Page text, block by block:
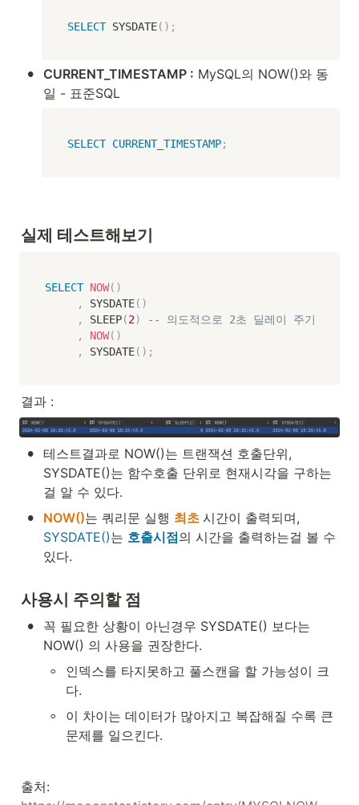
SELECT SYSDATE( ) ;
• CURRENT_TIMESTAMP : MySQL의 NOW()와 동
일 - 표준SQL
SELECT CURRENT_TIMESTAMP;
실제 테스트해보기
SELECT NOW( )
,
SYSDATE( )
,
SLEEP(2)
-- 의도적으로 2초 딜레이 주기
,
NOW( )
,
SYSDATE( ) ;
결과 :
• 테스트결과로 NOW()는 트랜잭션 호출단위,
SYSDATE()는 함수호출 단위로 현재시각을 구하는
걸 알 수 있다.
• NOW()는 쿼리문 실행 최초
SYSDATE()는 호출시점의 시간을 출력하는걸 볼 수
있다.
사용시 주의할 점
•
꼭 필요한 상황이 아닌경우 SYSDATE() 보다는
NOW() 의 사용을 권장한다.
◦
인덱스를 타지못하고 풀스캔을 할 가능성이 크
다.
◦
이 차이는 데이터가 많아지고 복잡해질 수록 큰
문제를 일으킨다.